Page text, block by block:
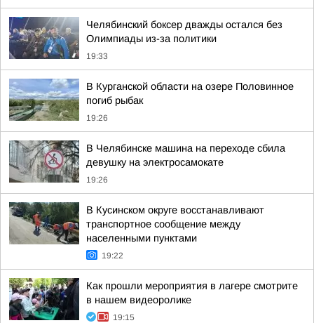
Челябинский боксер дважды остался без
Олимпиады из-за политики
19:33
В Курганской области на озере Половинное
погиб рыбак
19:26
В Челябинске машина на переходе сбила
девушку на электросамокате
19:26
В Кусинском округе восстанавливают
транспортное сообщение между
населенными пунктами
19:22
Как прошли мероприятия в лагере смотрите
в нашем видеоролике
19:15